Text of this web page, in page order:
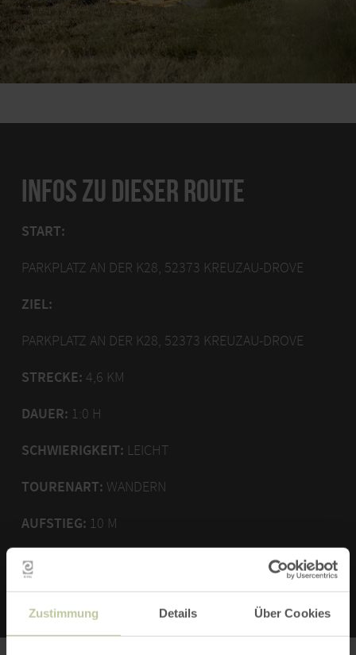
Zustimmung Details Über Cookies
INFOS ZU DIESER ROUTE
START:
PARKPLATZ AN DER K28, 52373 KREUZAU-DROVE
ZIEL:
PARKPLATZ AN DER K28, 52373 KREUZAU-DROVE
STRECKE: 4,6 KM
DAUER: 1:0 H
SCHWIERIGKEIT: LEICHT
TOURENART: WANDERN
AUFSTIEG: 10 M
ABSTIEG: